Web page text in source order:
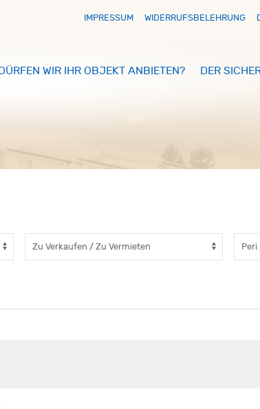
IMPRESSUM WIDERRUFSBELEHRUNG
WIR IHR OBJEKT ANBIETEN? DER